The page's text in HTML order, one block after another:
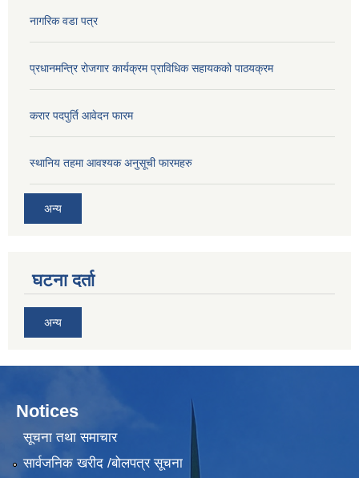
नागरिक वडा पत्र
प्रधानमन्त्रि रोजगार कार्यक्रम प्राविधिक सहायकको पाठयक्रम
करार पदपुर्ति आवेदन फारम
स्थानिय तहमा आवश्यक अनुसूची फारमहरु
अन्य
घटना दर्ता
अन्य
Notices
सूचना तथा समाचार
सार्वजनिक खरीद /बोलपत्र सूचना